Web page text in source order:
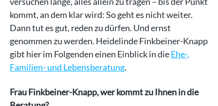
kommt, an dem klar wird: So geht es nicht weiter.
Dann tut es gut, reden zu dürfen. Und ernst
genommen zu werden. Heidelinde Finkbeiner-Knapp
gibt hier im Folgenden einen Einblick in dieEhe-,
Familien- und Lebensberatung.
Frau Finkbeiner-Knapp, wer kommt zu Ihnen in die